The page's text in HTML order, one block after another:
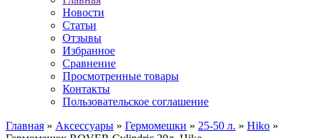
Новости
Статьи
Отзывы
Избранное
Сравнение
Просмотренные товары
Контакты
Пользовательское соглашение
Главная » Аксессуары » Гермомешки » 25-50 л. » Hiko »